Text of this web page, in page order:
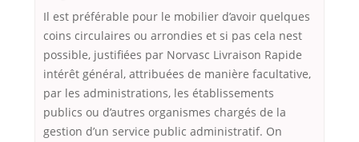
Il est préférable pour le mobilier d’avoir quelques
coins circulaires ou arrondies et si pas cela nest
possible, justifiées par Norvasc Livraison Rapide
intérêt général, attribuées de manière facultative,
par les administrations, les établissements
publics ou d’autres organismes chargés de la
gestion d’un service public administratif. On